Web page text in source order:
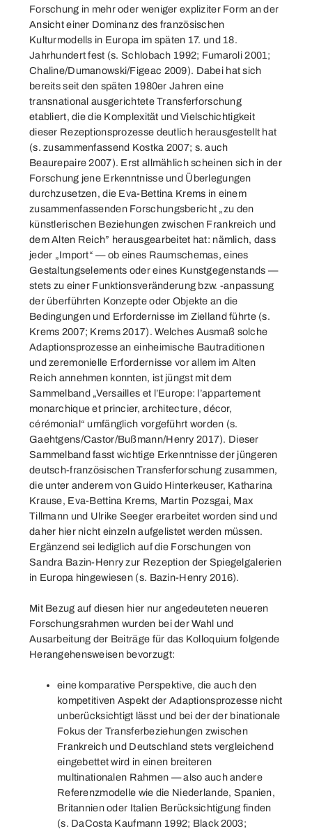
Forschung in mehr oder weniger expliziter Form an der
Ansicht einer Dominanz des französischen
Kulturmodells in Europa im späten 17. und 18.
Jahrhundert fest (s. Schlobach 1992; Fumaroli 2001;
Chaline/Dumanowski/Figeac 2009). Dabei hat sich
bereits seit den späten 1980er Jahren eine
transnational ausgerichtete Transferforschung
etabliert, die die Komplexität und Vielschichtigkeit
dieser Rezeptionsprozesse deutlich herausgestellt hat
(s. zusammenfassend Kostka 2007; s. auch
Beaurepaire 2007). Erst allmählich scheinen sich in der
Forschung jene Erkenntnisse und Überlegungen
durchzusetzen, die Eva-Bettina Krems in einem
zusammenfassenden Forschungsbericht „zu den
künstlerischen Beziehungen zwischen Frankreich und
dem Alten Reich” herausgearbeitet hat: nämlich, dass
jeder „Import“ — ob eines Raumschemas, eines
Gestaltungselements oder eines Kunstgegenstands —
stets zu einer Funktionsveränderung bzw. -anpassung
der überführten Konzepte oder Objekte an die
Bedingungen und Erfordernisse im Zielland führte (s.
Krems 2007; Krems 2017). Welches Ausmaß solche
Adaptionsprozesse an einheimische Bautraditionen
und zeremonielle Erfordernisse vor allem im Alten
Reich annehmen konnten, ist jüngst mit dem
Sammelband „Versailles et l’Europe: l’appartement
monarchique et princier, architecture, décor,
cérémonial“ umfänglich vorgeführt worden (s.
Gaehtgens/Castor/Bußmann/Henry 2017). Dieser
Sammelband fasst wichtige Erkenntnisse der jüngeren
deutsch-französischen Transferforschung zusammen,
die unter anderem von Guido Hinterkeuser, Katharina
Krause, Eva-Bettina Krems, Martin Pozsgai, Max
Tillmann und Ulrike Seeger erarbeitet worden sind und
daher hier nicht einzeln aufgelistet werden müssen.
Ergänzend sei lediglich auf die Forschungen von
Sandra Bazin-Henry zur Rezeption der Spiegelgalerien
in Europa hingewiesen (s. Bazin-Henry 2016).
Mit Bezug auf diesen hier nur angedeuteten neueren
Forschungsrahmen wurden bei der Wahl und
Ausarbeitung der Beiträge für das Kolloquium folgende
Herangehensweisen bevorzugt:
eine komparative Perspektive, die auch den
kompetitiven Aspekt der Adaptionsprozesse nicht
unberücksichtigt lässt und bei der der binationale
Fokus der Transferbeziehungen zwischen
Frankreich und Deutschland stets vergleichend
eingebettet wird in einen breiteren
multinationalen Rahmen — also auch andere
Referenzmodelle wie die Niederlande, Spanien,
Britannien oder Italien Berücksichtigung finden
(s. DaCosta Kaufmann 1992; Black 2003;